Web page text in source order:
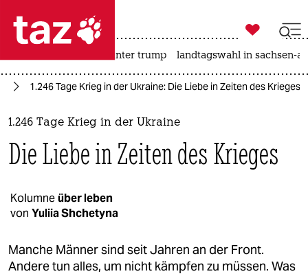
 taz zahl ich
taz zahl ich
themen
politik
gesellschaft
kultur

taz zahl ich
usa unter trump landtagswahl in sachsen-
1.246 Tage Krieg in der Ukraine: Die Liebe in Zeiten des Krieges
1.246 Tage Krieg in der Ukraine
Die Liebe in Zeiten des Krieges
Kolumneüber leben
von Yuliia Shchetyna
Manche Männer sind seit Jahren an der Front.
Andere tun alles, um nicht kämpfen zu müssen. Was